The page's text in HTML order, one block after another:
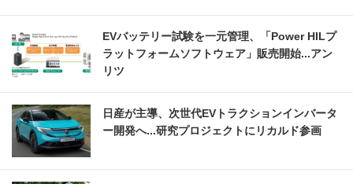
EVバッテリー試験を一元管理、「Power HILプ
ラットフォームソフトウェア」販売開始...アン
リツ
日産が主導、次世代EVトラクションインバータ
ー開発へ...研究プロジェクトにリカルド参画